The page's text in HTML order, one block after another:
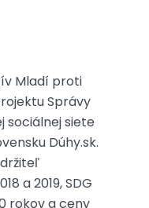
Mladí proti
Správy
sociálnej siete
Dúhy.sk.
a 2019, SDG
rokov a ceny